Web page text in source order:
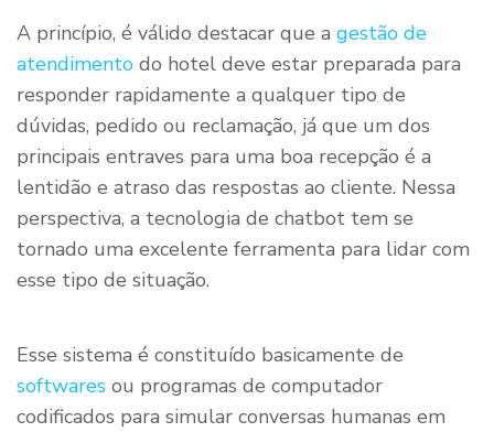
A princípio, é válido destacar que a gestão de
atendimento do hotel deve estar preparada para
responder rapidamente a qualquer tipo de
dúvidas, pedido ou reclamação, já que um dos
principais entraves para uma boa recepção é a
lentidão e atraso das respostas ao cliente. Nessa
perspectiva, a tecnologia de chatbot tem se
tornado uma excelente ferramenta para lidar com
esse tipo de situação.
Esse sistema é constituído basicamente de
softwares ou programas de computador
codificados para simular conversas humanas em